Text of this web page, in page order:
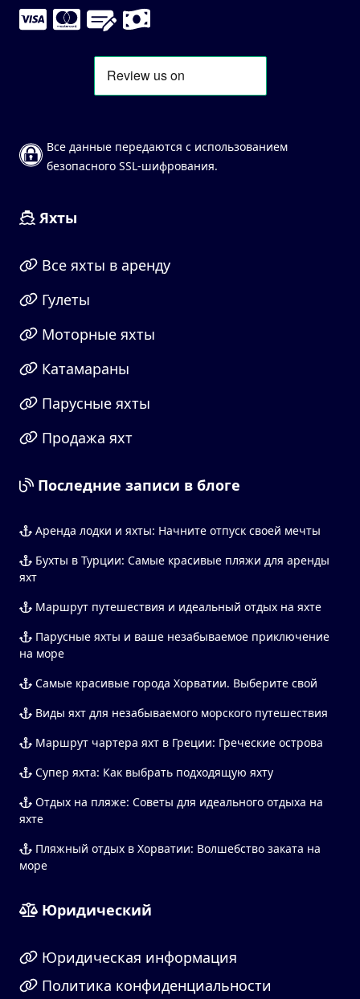
Все данные передаются с использованием
безопасного SSL-шифрования.
Яхты
Все яхты в аренду
Гулеты
Моторные яхты
Катамараны
Парусные яхты
Продажа яхт
Последние записи в блоге
Аренда лодки и яхты: Начните отпуск своей мечты
Бухты в Турции: Самые красивые пляжи для аренды
яхт
Маршрут путешествия и идеальный отдых на яхте
Парусные яхты и ваше незабываемое приключение
на море
Самые красивые города Хорватии. Выберите свой
Виды яхт для незабываемого морского путешествия
Маршрут чартера яхт в Греции: Греческие острова
Супер яхта: Как выбрать подходящую яхту
Отдых на пляже: Советы для идеального отдыха на
яхте
Пляжный отдых в Хорватии: Волшебство заката на
море
Юридический
Юридическая информация
Политика конфиденциальности